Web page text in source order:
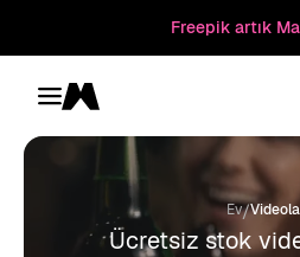
Freepik artık
Toggle menu
Magnific
Ev/
Ücretsiz stok